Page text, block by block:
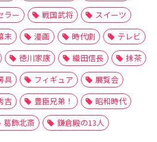
ラー 戦国武将
スイーツ
末 漫画 時代劇
テレビ
徳川家康 織田信長
抹茶
具 フィギュア
展覧会
吉 豊臣兄弟！
昭和時代
葛飾北斎 鎌倉殿の13人